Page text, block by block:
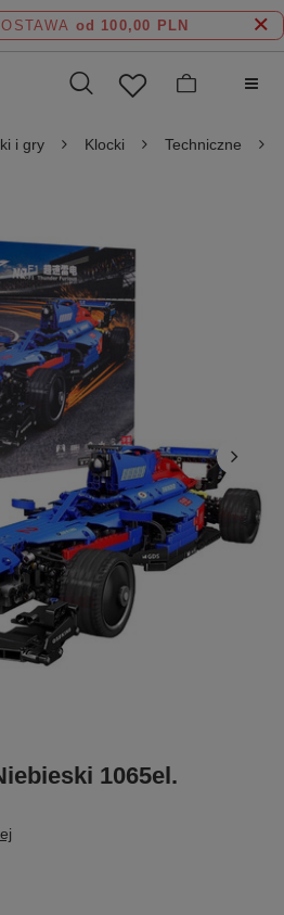
od 100,00 PLN
i gry Klocki Techniczne
1065el.